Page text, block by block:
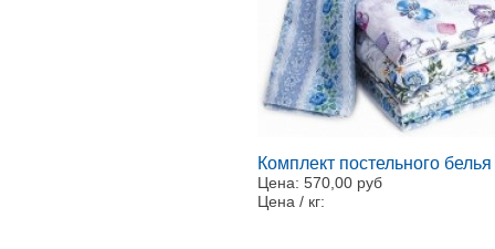
Комплект постельного
Цена: 570,00 руб
Цена / кг: